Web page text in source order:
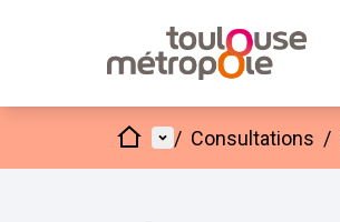
AccueilMenu principal
/ Consultations /